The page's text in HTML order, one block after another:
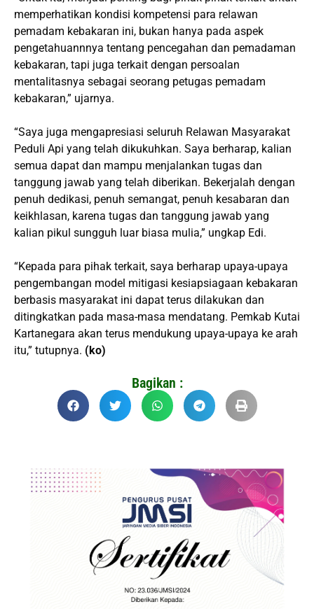
memperhatikan kondisi kompetensi para relawan
pemadam kebakaran ini, bukan hanya pada aspek
pengetahuannnya tentang pencegahan dan pemadaman
kebakaran, tapi juga terkait dengan persoalan
mentalitasnya sebagai seorang petugas pemadam
kebakaran,” ujarnya.
“Saya juga mengapresiasi seluruh Relawan Masyarakat
Peduli Api yang telah dikukuhkan. Saya berharap, kalian
semua dapat dan mampu menjalankan tugas dan
tanggung jawab yang telah diberikan. Bekerjalah dengan
penuh dedikasi, penuh semangat, penuh kesabaran dan
keikhlasan, karena tugas dan tanggung jawab yang
kalian pikul sungguh luar biasa mulia,” ungkap Edi.
“Kepada para pihak terkait, saya berharap upaya-upaya
pengembangan model mitigasi kesiapsiagaan kebakaran
berbasis masyarakat ini dapat terus dilakukan dan
ditingkatkan pada masa-masa mendatang. Pemkab Kutai
Kartanegara akan terus mendukung upaya-upaya ke arah
itu,” tutupnya. (ko)
Bagikan :